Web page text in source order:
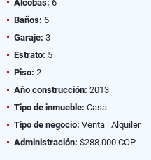
Alcobas: 6
Baños: 6
Garaje: 3
Estrato: 5
Piso: 2
Año construcción: 2013
Tipo de inmueble: Casa
Tipo de negocio: Venta | Alquiler
Administración: $288.000 COP